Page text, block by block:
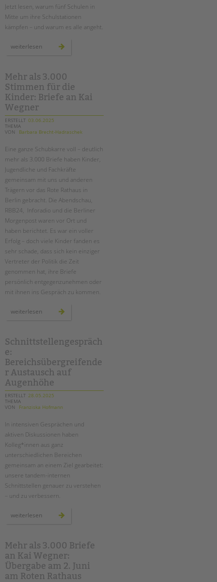
Jetzt lesen, warum fünf Schulen in
Mitte um ihre Schulstationen
kämpfen – und warum es alle angeht.
weiterlesen schulstationen
ein
gemeinsames
plädoyer
für
ihren
Mehr als 3.000
Stimmen für die
Kinder: Briefe an Kai
Wegner
ERSTELLT 03.06.2025
THEMA
VON
Barbara Brecht-Hadraschek
Eine ganze Schubkarre voll – deutlich
mehr als 3.000 Briefe haben Kinder,
Jugendliche und Fachkräfte
gemeinsam mit uns und anderen
Trägern vor das Rote Rathaus in
Berlin gebracht. Die Abendschau,
RBB24, Inforadio und die Berliner
Morgenpost waren vor Ort und
haben berichtet. Es war ein voller
Erfolg – doch viele Kinder fanden es
sehr schade, dass sich kein einziger
Vertreter der Politik die Zeit
genommen hat, ihre Briefe
persönlich entgegenzunehmen oder
mit ihnen ins Gespräch zu kommen.
weiterlesen
die
kinder:
an
kai
wegner
Schnittstellengespräch
e:
Bereichsübergreifende
r Austausch auf
Augenhöhe
ERSTELLT 28.05.2025
THEMA
VON
Franziska Hofmann
In intensiven Gesprächen und
aktiven Diskussionen haben
Kolleg*innen aus ganz
unterschiedlichen Bereichen
gemeinsam an einem Ziel gearbeitet:
unsere tandem-internen
Schnittstellen genauer zu verstehen
– und zu verbessern.
weiterlesen schnittstellengespräche:
bereichsübergreifender
Mehr als 3.000 Briefe
an Kai Wegner:
Übergabe am 2. Juni
am Roten Rathaus